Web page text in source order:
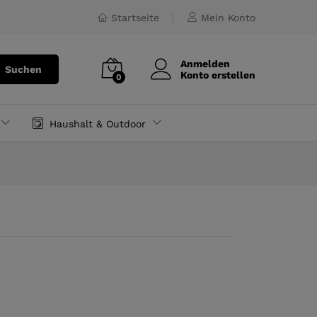
Startseite Mein Konto
Suchen
0
Anmelden
Konto erstellen
Haushalt & Outdoor